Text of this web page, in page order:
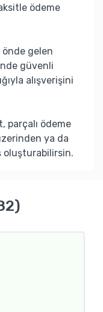
ödeme
önde gelen
güvenli
alışverişini
parçalı ödeme
ya da
oluşturabilirsin.